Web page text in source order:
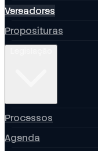
Vereadores
Proposituras
Processos
Agenda